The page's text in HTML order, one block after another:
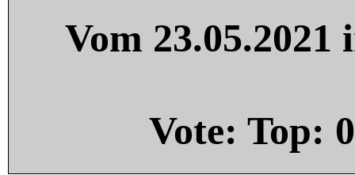
Vom
Vote: Top: 0